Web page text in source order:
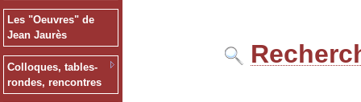
Les "Oeuvres" de
Jean Jaurès
Colloques, tables-
rondes, rencontres